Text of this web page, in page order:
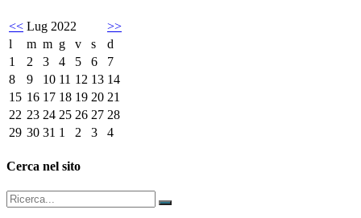
<< Lug 2022
>>
l
m m g v s
d
1
2 3 4 5 6
7
8
9 10 11 12 13 14
15 16 17 18 19 20 21
22 23 24 25 26 27 28
29 30 31 1 2 3 4
Cerca nel sito